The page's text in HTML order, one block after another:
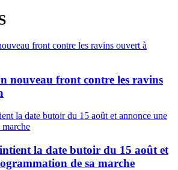
nouveau front contre les ravins
la date butoir du 15 août et
de sa marche